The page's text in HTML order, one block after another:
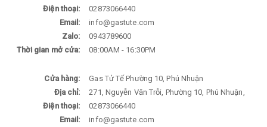
Điện thoại:
02873066440
Email:
info@gastute.com
Zalo:
0943789600
Thời gian mở cửa:
08:00AM - 16:30PM
Cửa hàng:
Gas Tử Tế Phường 10, Phú Nhuận
Địa chỉ:
271, Nguyễn Văn Trỗi, Phường 10, Phú Nhuận,
Điện thoại:
02873066440
Email:
info@gastute.com